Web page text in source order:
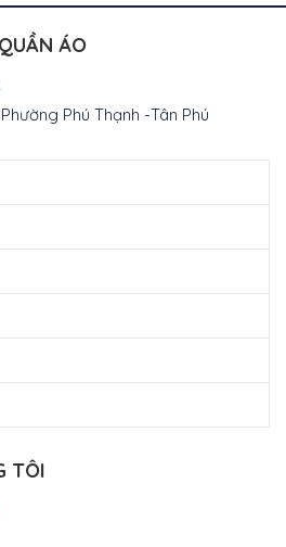
ÁO
Phú Thạnh -Tân Phú
TÔI